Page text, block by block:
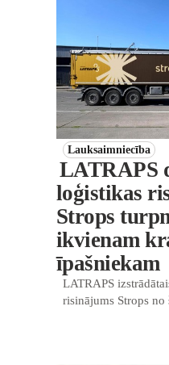
Lauksaimniecība
LATRAPS
loģistikas
Strops
ikvienam
īpašniekam
LATRAPS
risinājums Strops no